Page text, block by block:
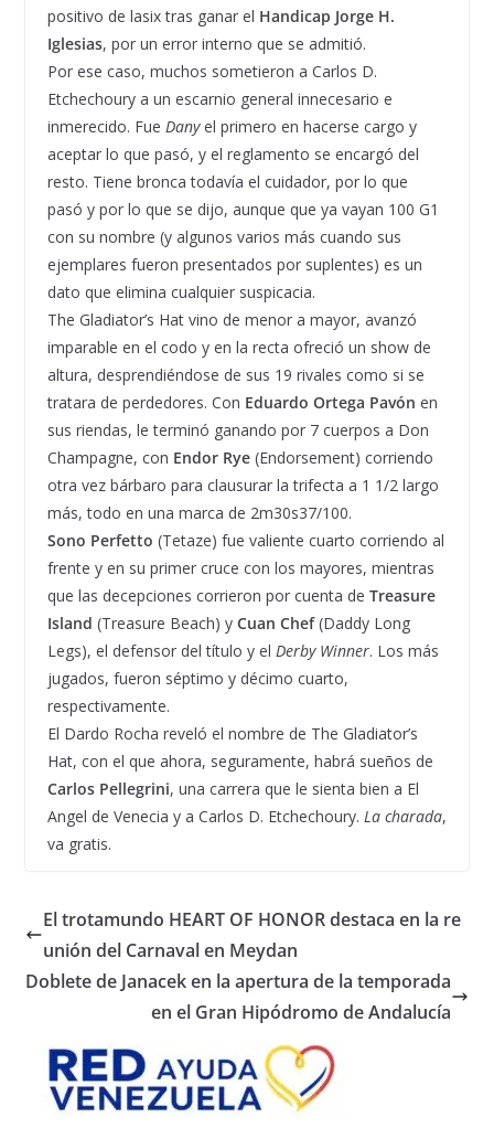
positivo de lasix tras ganar el Handicap Jorge H.
Iglesias, por un error interno que se admitió.
Por ese caso, muchos sometieron a Carlos D.
Etchechoury a un escarnio general innecesario e
inmerecido. Fue Danyel primero en hacerse cargo y
aceptar lo que pasó, y el reglamento se encargó del
resto. Tiene bronca todavía el cuidador, por lo que
pasó y por lo que se dijo, aunque que ya vayan 100 G1
con su nombre (y algunos varios más cuando sus
ejemplares fueron presentados por suplentes) es un
dato que elimina cualquier suspicacia.
The Gladiator’s Hat vino de menor a mayor, avanzó
imparable en el codo y en la recta ofreció un show de
altura, desprendiéndose de sus 19 rivales como si se
tratara de perdedores. Con Eduardo Ortega Pavón en
sus riendas, le terminó ganando por 7 cuerpos a Don
Champagne, con Endor Rye (Endorsement) corriendo
otra vez bárbaro para clausurar la trifecta a 1 1/2 largo
más, todo en una marca de 2m30s37/100.
Sono Perfetto (Tetaze) fue valiente cuarto corriendo al
frente y en su primer cruce con los mayores, mientras
que las decepciones corrieron por cuenta de Treasure
Island (Treasure Beach) y Cuan Chef(Daddy Long
Legs), el defensor del título y el Derby Winner. Los más
jugados, fueron séptimo y décimo cuarto,
respectivamente.
El Dardo Rocha reveló el nombre de The Gladiator’s
Hat, con el que ahora, seguramente, habrá sueños de
Carlos Pellegrini, una carrera que le sienta bien a El
Angel de Venecia y a Carlos D. Etchechoury. La charada,
va gratis.
El trotamundo HEART OF HONOR destaca en la re
unión del Carnaval en Meydan
Doblete de Janacek en la apertura de la temporada
en el Gran Hipódromo de Andalucía